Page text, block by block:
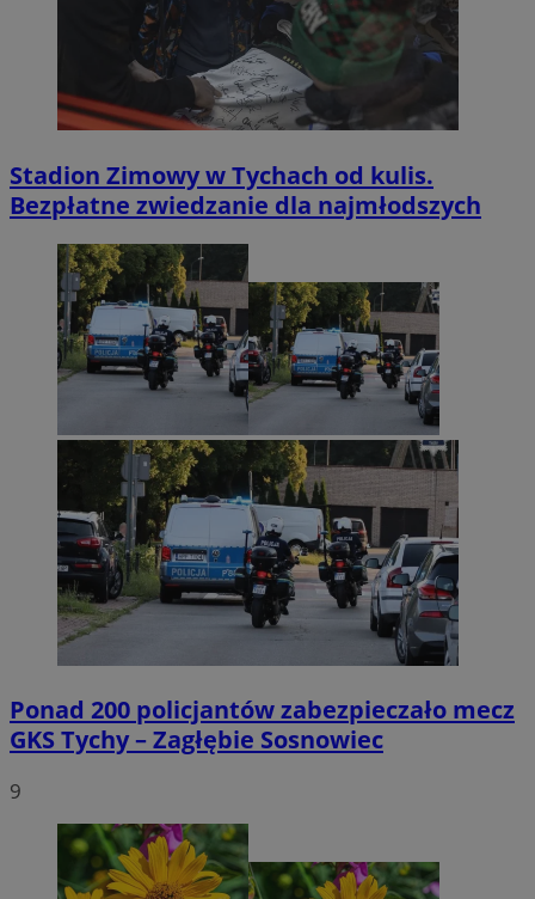
Stadion Zimowy w Tychach od kulis.
Bezpłatne zwiedzanie dla najmłodszych
Ponad 200 policjantów zabezpieczało mecz
GKS Tychy – Zagłębie Sosnowiec
9